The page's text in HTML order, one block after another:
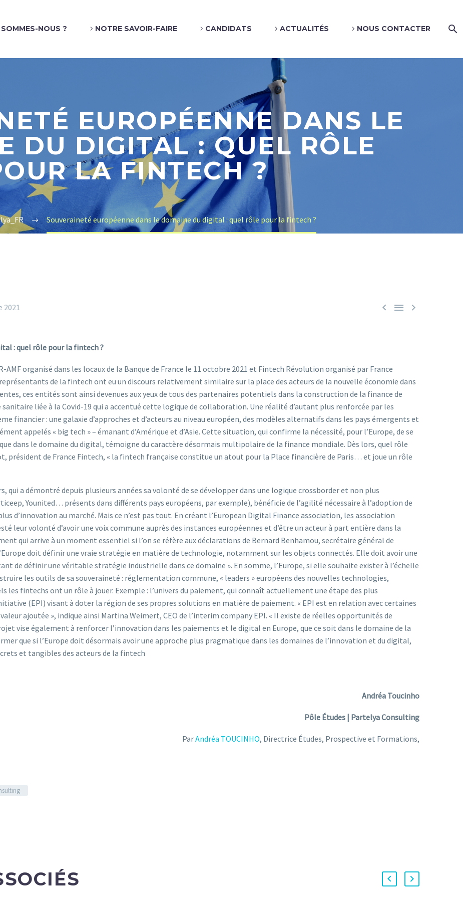
NOUS ? NOTRE SAVOIR-FAIRE CANDIDATS ACTUALITÉS NOUS CONTACTER
EUROPÉENNE DANS LE
DU DIGITAL : QUEL RÔLE
LA FINTECH ?
Souveraineté européenne dans le domaine du digital : quel rôle pour la fintech ?
  
2021
: quel rôle pour la fintech ?
organisé dans les locaux de la Banque de France le 11 octobre 2021 et Fintech Révolution organisé par France
de la fintech ont eu un discours relativement similaire sur la place des acteurs de la nouvelle économie dans
ces entités sont ainsi devenues aux yeux de tous des partenaires potentiels dans la construction de la finance de
liée à la Covid-19 qui a accentué cette logique de collaboration. Une réalité d’autant plus renforcée par les
financier : une galaxie d’approches et d’acteurs au niveau européen, des modèles alternatifs dans les pays émergents et
appelés « big tech » – émanant d’Amérique et d’Asie. Cette situation, qui confirme la nécessité, pour l’Europe, de se
dans le domaine du digital, témoigne du caractère désormais multipolaire de la finance mondiale. Dès lors, quel rôle
président de France Fintech, « la fintech française constitue un atout pour la Place financière de Paris… et joue un rôle
qui a démontré depuis plusieurs années sa volonté de se développer dans une logique crossborder et non plus
Younited… présents dans différents pays européens, par exemple), bénéficie de l’agilité nécessaire à l’adoption de
d’innovation au marché. Mais ce n’est pas tout. En créant l’European Digital Finance association, les association
leur volonté d’avoir une voix commune auprès des instances européennes et d’être un acteur à part entière dans la
qui arrive à un moment essentiel si l’on se réfère aux déclarations de Bernard Benhamou, secrétaire général de
doit définir une vraie stratégie en matière de technologie, notamment sur les objets connectés. Elle doit avoir une
de définir une véritable stratégie industrielle dans ce domaine ». En somme, l’Europe, si elle souhaite exister à l’échelle
les outils de sa souveraineté : réglementation commune, « leaders » européens des nouvelles technologies,
fintechs ont un rôle à jouer. Exemple : l’univers du paiement, qui connaît actuellement une étape des plus
(EPI) visant à doter la région de ses propres solutions en matière de paiement. « EPI est en relation avec certaines
ajoutée », indique ainsi Martina Weimert, CEO de l’interim company EPI. « Il existe de réelles opportunités de
vise également à renforcer l’innovation dans les paiements et le digital en Europe, que ce soit dans le domaine de la
que si l’Europe doit désormais avoir une approche plus pragmatique dans les domaines de l’innovation et du digital,
et tangibles des acteurs de la fintech
Andréa Toucinho
Pôle Études | Partelya Consulting
ParAndréa TOUCINHO, Directrice Études, Prospective et Formations,